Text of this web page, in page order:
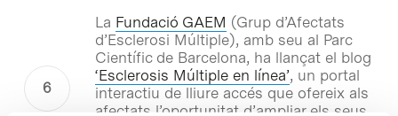
La Fundació GAEM (Grup d’Afectats
d’Esclerosi Múltiple), amb seu al Parc
Científic de Barcelona, ha llançat el blog
‘Esclerosis Múltiple en línea’, un portal
interactiu de lliure accés que ofereix als
afectats l’oportunitat d’ampliar els seus